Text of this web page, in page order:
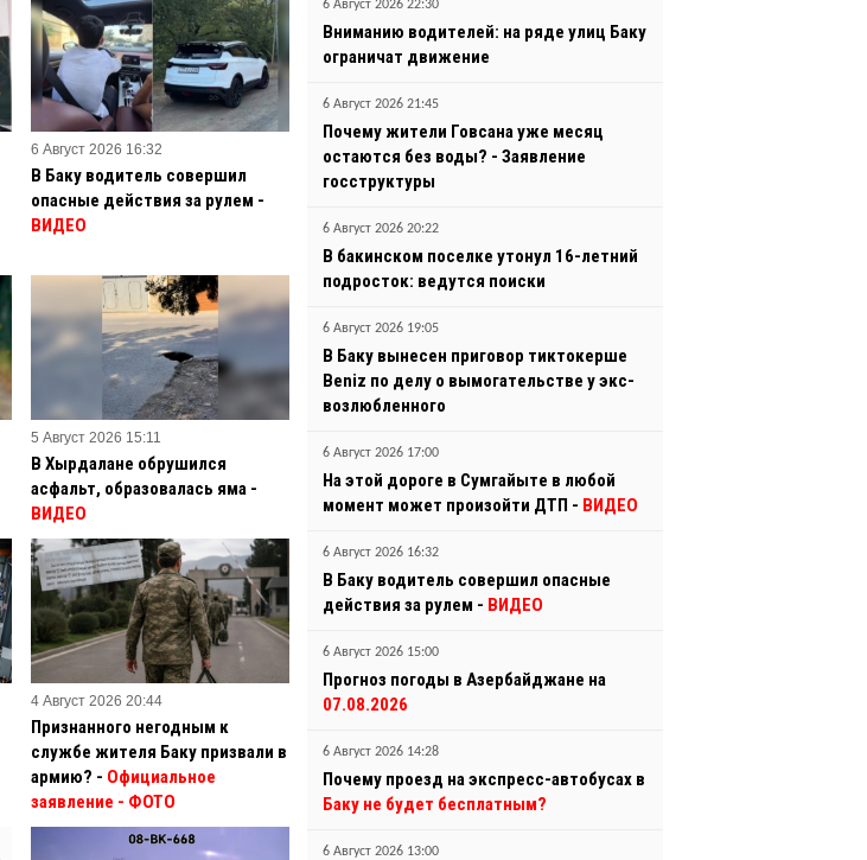
6 Август 2026 16:32
В Баку водитель совершил
опасные действия за рулем -
ВИДЕО
5 Август 2026 15:11
В Хырдалане обрушился
асфальт, образовалась яма -
ВИДЕО
4 Август 2026 20:44
Признанного негодным к
службе жителя Баку призвали в
армию? - Официальное
заявление - ФОТО
6 Август 2026 22:30
Вниманию водителей: на ряде улиц Баку
ограничат движение
6 Август 2026 21:45
Почему жители Говсана уже месяц
остаются без воды? - Заявление
госструктуры
6 Август 2026 20:22
В бакинском поселке утонул 16-летний
подросток: ведутся поиски
6 Август 2026 19:05
В Баку вынесен приговор тиктокерше
Beniz по делу о вымогательстве у экс-
возлюбленного
6 Август 2026 17:00
На этой дороге в Сумгайыте в любой
момент может произойти ДТП - ВИДЕО
6 Август 2026 16:32
В Баку водитель совершил опасные
действия за рулем - ВИДЕО
6 Август 2026 15:00
Прогноз погоды в Азербайджане на
07.08.2026
6 Август 2026 14:28
Почему проезд на экспресс-автобусах в
Баку не будет бесплатным?
6 Август 2026 13:00